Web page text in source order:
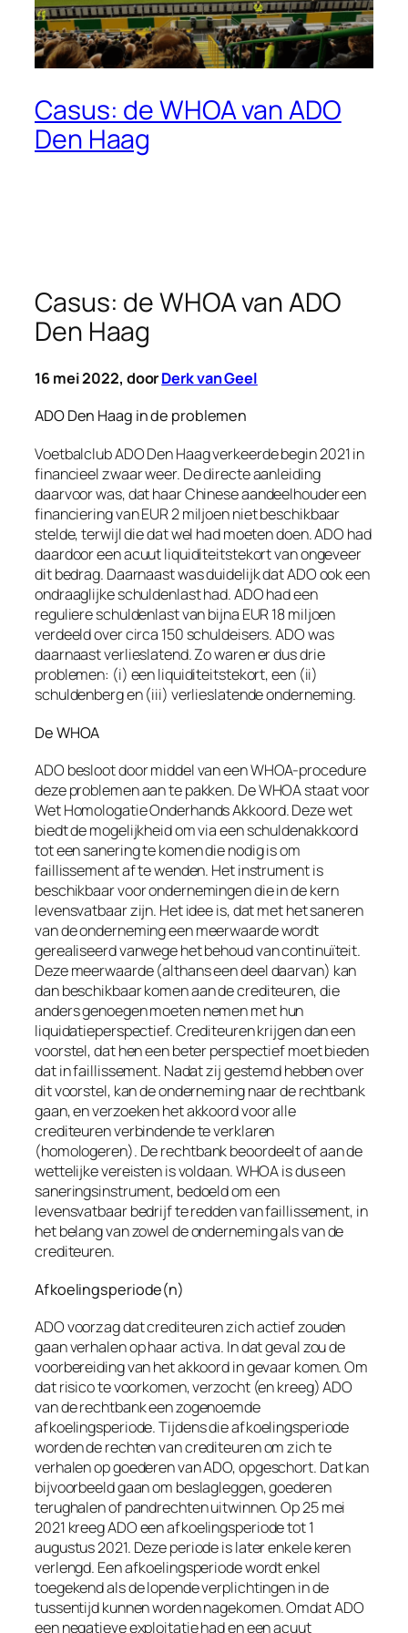
Casus: de WHOA van ADO
Den Haag
Casus: de WHOA van ADO
Den Haag
16 mei 2022, doorDerk van Geel
ADO Den Haag in de problemen
Voetbalclub ADO Den Haag verkeerde begin 2021 in
financieel zwaar weer. De directe aanleiding
daarvoor was, dat haar Chinese aandeelhouder een
financiering van EUR 2 miljoen niet beschikbaar
stelde, terwijl die dat wel had moeten doen. ADO had
daardoor een acuut liquiditeitstekort van ongeveer
dit bedrag. Daarnaast was duidelijk dat ADO ook een
ondraaglijke schuldenlast had. ADO had een
reguliere schuldenlast van bijna EUR 18 miljoen
verdeeld over circa 150 schuldeisers. ADO was
daarnaast verlieslatend. Zo waren er dus drie
problemen: (i) een liquiditeitstekort, een (ii)
schuldenberg en (iii) verlieslatende onderneming.
De WHOA
ADO besloot door middel van een WHOA-procedure
deze problemen aan te pakken. De WHOA staat voor
Wet Homologatie Onderhands Akkoord. Deze wet
biedt de mogelijkheid om via een schuldenakkoord
tot een sanering te komen die nodig is om
faillissement af te wenden. Het instrument is
beschikbaar voor ondernemingen die in de kern
levensvatbaar zijn. Het idee is, dat met het saneren
van de onderneming een meerwaarde wordt
gerealiseerd vanwege het behoud van continuïteit.
Deze meerwaarde (althans een deel daarvan) kan
dan beschikbaar komen aan de crediteuren, die
anders genoegen moeten nemen met hun
liquidatieperspectief. Crediteuren krijgen dan een
voorstel, dat hen een beter perspectief moet bieden
dat in faillissement. Nadat zij gestemd hebben over
dit voorstel, kan de onderneming naar de rechtbank
gaan, en verzoeken het akkoord voor alle
crediteuren verbindende te verklaren
(homologeren). De rechtbank beoordeelt of aan de
wettelijke vereisten is voldaan. WHOA is dus een
saneringsinstrument, bedoeld om een
levensvatbaar bedrijf te redden van faillissement, in
het belang van zowel de onderneming als van de
crediteuren.
Afkoelingsperiode(n)
ADO voorzag dat crediteuren zich actief zouden
gaan verhalen op haar activa. In dat geval zou de
voorbereiding van het akkoord in gevaar komen. Om
dat risico te voorkomen, verzocht (en kreeg) ADO
van de rechtbank een zogenoemde
afkoelingsperiode. Tijdens die afkoelingsperiode
worden de rechten van crediteuren om zich te
verhalen op goederen van ADO, opgeschort. Dat kan
bijvoorbeeld gaan om beslagleggen, goederen
terughalen of pandrechten uitwinnen. Op 25 mei
2021 kreeg ADO een afkoelingsperiode tot 1
augustus 2021. Deze periode is later enkele keren
verlengd. Een afkoelingsperiode wordt enkel
toegekend als de lopende verplichtingen in de
tussentijd kunnen worden nagekomen. Omdat ADO
een negatieve exploitatie had en een acuut